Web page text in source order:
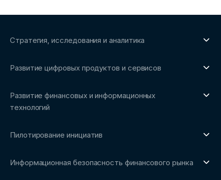
Стратегия, исследования и аналитика
Обзоры рынка и аналитические исследования
Бенчмаркинг-исследования
Трендвотчинг и информационный сервис
Развитие цифровых продуктов и сервисов
Развитие финансовых и информационных
технологий
Репозиторий Ассоциации
Сообщество FinDevSecOps
Пилотирование инициатив
Площадка пилотного тестирования
Информационная безопасность финансового рынка